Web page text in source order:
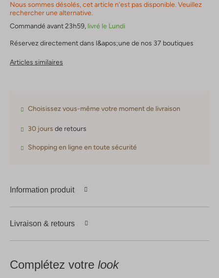
Nous sommes désolés, cet article n'est pas disponible. Veuillez
rechercher une alternative.
Commandé avant 23h59, livré le Lundi
Réservez directement dans l&apos;une de nos 37 boutiques
Articles similaires
Choisissez vous-même votre moment de livraison
30 jours de retours
Shopping en ligne en toute sécurité
Information produit
Livraison & retours
Complétez votre look